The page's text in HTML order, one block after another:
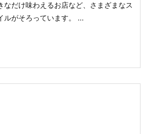
なだけ味わえるお店など、さまざまなス
ルがそろっています。 ...